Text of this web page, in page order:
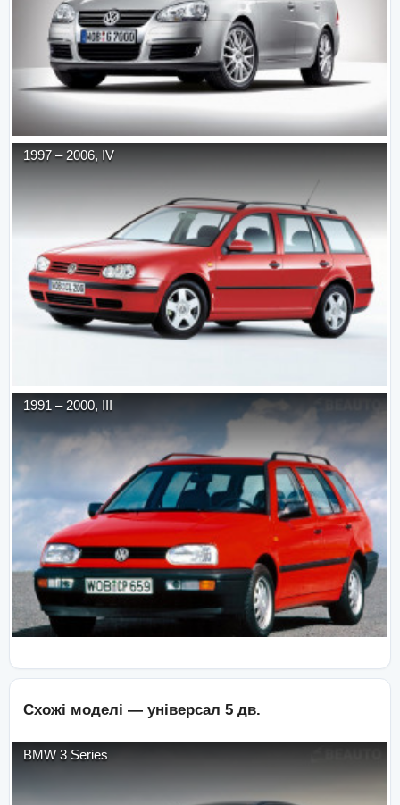
1997 – 2006, IV
1991 – 2000, III
Схожі моделі — універсал 5 дв.
BMW 3 Series